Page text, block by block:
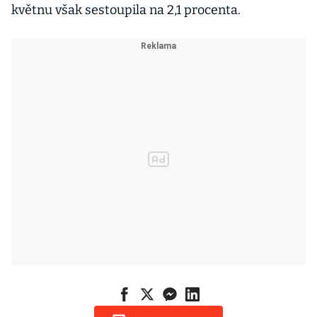
květnu však sestoupila na 2,1 procenta.